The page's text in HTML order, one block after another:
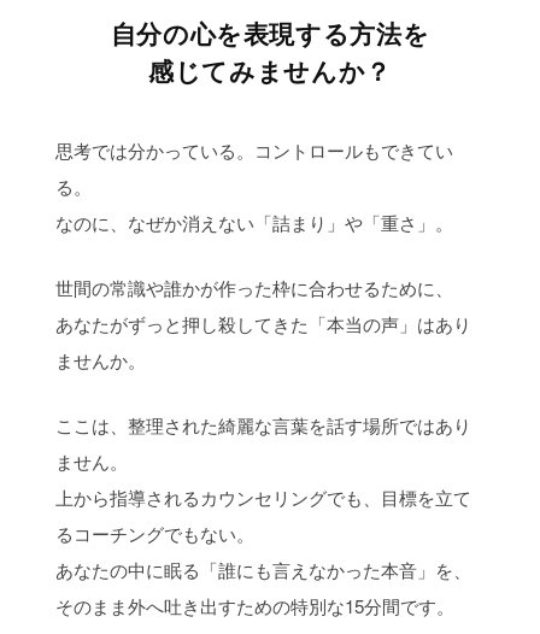
自分の心を表現する方法を
感じてみませんか？
思考では分かっている。コントロールもできてい
る。
なのに、なぜか消えない「詰まり」や「重さ」。
世間の常識や誰かが作った枠に合わせるために、
あなたがずっと押し殺してきた「本当の声」はあり
ませんか。
ここは、整理された綺麗な言葉を話す場所ではあり
ません。
上から指導されるカウンセリングでも、目標を立て
るコーチングでもない。
あなたの中に眠る「誰にも言えなかった本音」を、
そのまま外へ吐き出すための特別な15分間です。